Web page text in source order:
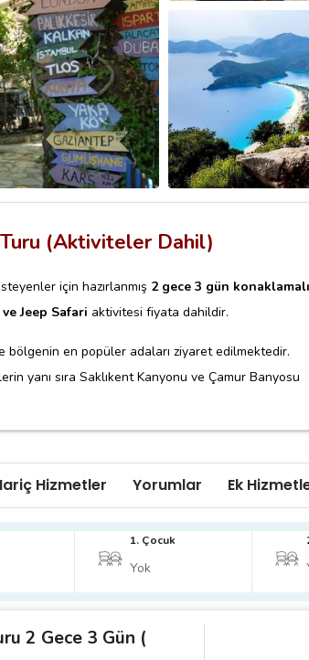
(Aktiviteler Dahil)
için hazırlanmış 2 gece 3 gün konaklamalı
Jeep Safari aktivitesi fiyata dahildir.
bölgenin en popüler adaları ziyaret edilmektedir.
yanı sıra Saklıkent Kanyonu ve Çamur Banyosu
Hizmetler Yorumlar Ek
1. Çocuk
2 Gece 3 Gün (